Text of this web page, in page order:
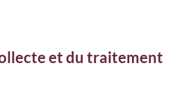
et du traitement